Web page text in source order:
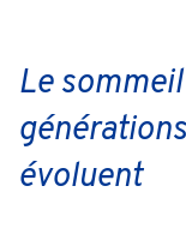
Le
évoluent